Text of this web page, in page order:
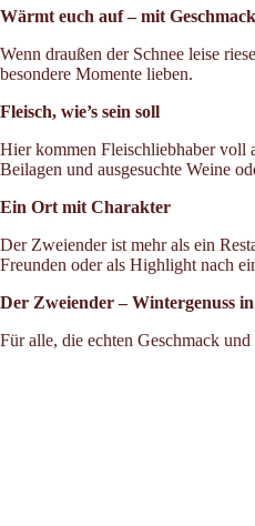
Wärmt euch auf – mit
Wenn draußen der Schnee leise
besondere Momente lieben.
Fleisch, wie’s sein soll
Hier kommen Fleischliebhaber voll
Beilagen und ausgesuchte Weine
Ein Ort mit Charakter
Der Zweiender ist mehr als ein
Freunden oder als Highlight nach
Der Zweiender – Wintergenuss
Für alle, die echten Geschmack